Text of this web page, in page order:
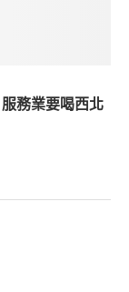
務業要喝西北